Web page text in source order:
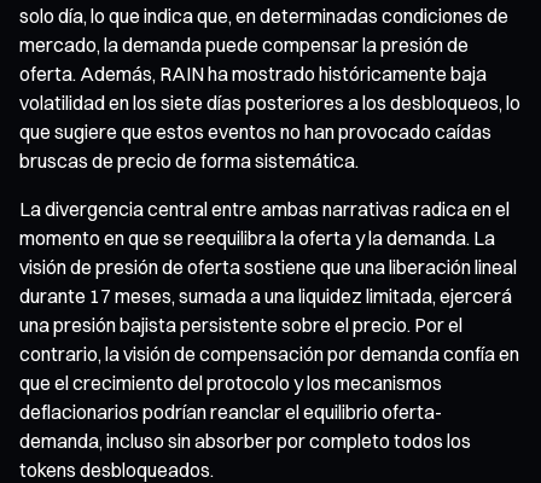
solo día, lo que indica que, en determinadas condiciones de
mercado, la demanda puede compensar la presión de
oferta. Además, RAIN ha mostrado históricamente baja
volatilidad en los siete días posteriores a los desbloqueos, lo
que sugiere que estos eventos no han provocado caídas
bruscas de precio de forma sistemática.
La divergencia central entre ambas narrativas radica en el
momento en que se reequilibra la oferta y la demanda. La
visión de presión de oferta sostiene que una liberación lineal
durante 17 meses, sumada a una liquidez limitada, ejercerá
una presión bajista persistente sobre el precio. Por el
contrario, la visión de compensación por demanda confía en
que el crecimiento del protocolo y los mecanismos
deflacionarios podrían reanclar el equilibrio oferta-
demanda, incluso sin absorber por completo todos los
tokens desbloqueados.